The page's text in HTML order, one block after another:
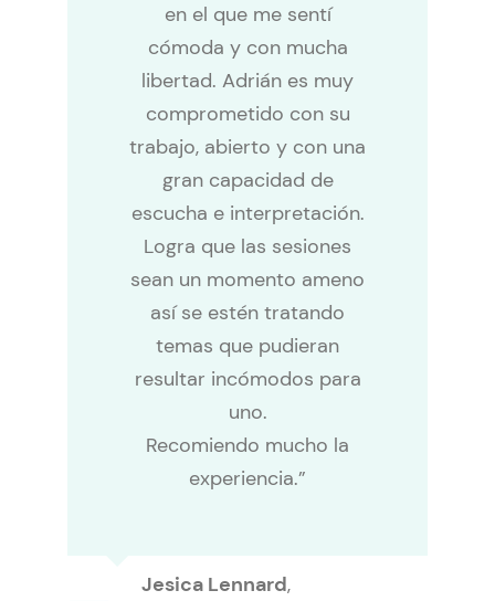
en el que me sentí
cómoda y con mucha
libertad. Adrián es muy
comprometido con su
trabajo, abierto y con una
gran capacidad de
escucha e interpretación.
Logra que las sesiones
sean un momento ameno
así se estén tratando
temas que pudieran
resultar incómodos para
uno.
Recomiendo mucho la
experiencia.”
Jesica Lennard,